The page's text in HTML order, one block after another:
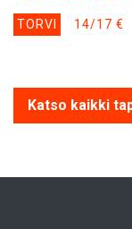
TORVI 14/17 €
Katso kaikki